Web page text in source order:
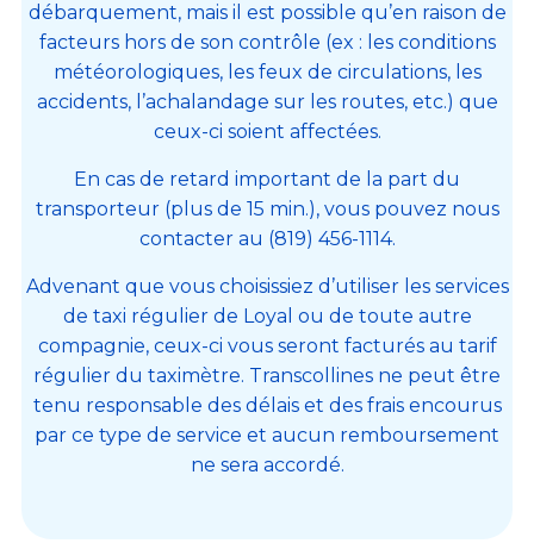
débarquement, mais il est possible qu’en raison de
facteurs hors de son contrôle (ex : les conditions
météorologiques, les feux de circulations, les
accidents, l’achalandage sur les routes, etc.) que
ceux-ci soient affectées.
En cas de retard important de la part du
transporteur (plus de 15 min.), vous pouvez nous
contacter au (819) 456-1114.
Advenant que vous choisissiez d’utiliser les services
de taxi régulier de Loyal ou de toute autre
compagnie, ceux-ci vous seront facturés au tarif
régulier du taximètre. Transcollines ne peut être
tenu responsable des délais et des frais encourus
par ce type de service et aucun remboursement
ne sera accordé.